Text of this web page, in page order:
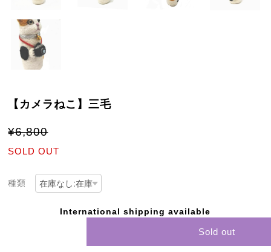
【カメラねこ】三毛
¥6,800
SOLD OUT
種類
International shipping available
Sold out